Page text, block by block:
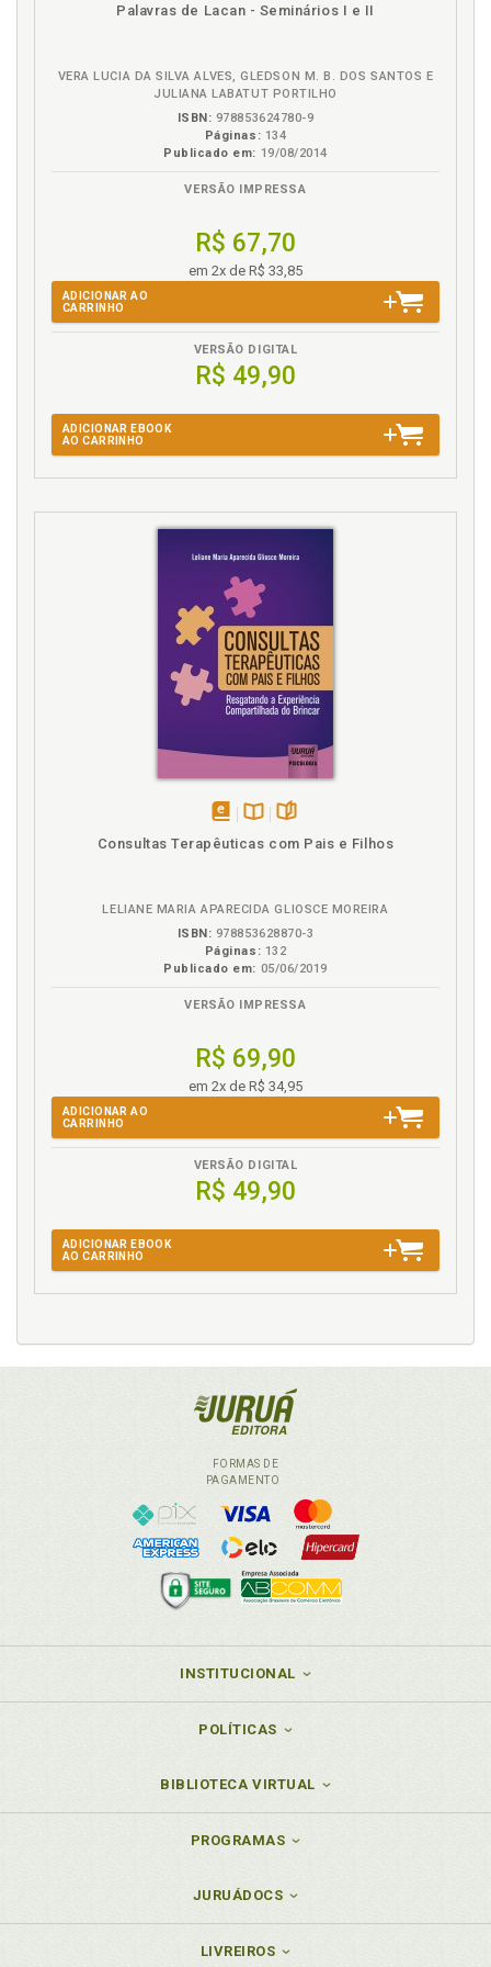
Sobre uma possível dimensão traumática vivenciada
Transmissão da vida psíquica e (im)possibilidade de
apropriação da herança, p. 41
Transmissão psíquica. Delineando a noção de
Transmissão psíquica.Negatividade no processo de
transmissão psíquica: aprofundamento, p. 46
Trauma. Sobre uma possível dimensão traumática
vivenciada pela outra geração, p. 77
Vida psíquica. Apelo ao ato na adolescência
contemporânea, p. 19
Vida psíquica. Contexto em que vivem hoje os
adolescentes ocidentais, p. 30
(im)possibilidade de apropriação da herança, p. 41
Palavras de Lacan - Seminários I e II
VERA LUCIA DA SILVA ALVES, GLEDSON M. B. DOS SANTOS E
JULIANA LABATUT PORTILHO
ISBN: 978853624780-9
Páginas: 134
Publicado em: 19/08/2014
VERSÃO IMPRESSA
R$ 67,70
em 2x de R$ 33,85
ADICIONAR AO
CARRINHO
VERSÃO DIGITAL
R$ 49,90
ADICIONAR EBOOK
AO CARRINHO
disponível
Consultas Terapêuticas com Pais e Filhos
LELIANE MARIA APARECIDA GLIOSCE MOREIRA
ISBN: 978853628870-3
Páginas: 132
Publicado em: 05/06/2019
VERSÃO IMPRESSA
R$ 69,90
em 2x de R$ 34,95
ADICIONAR AO
CARRINHO
VERSÃO DIGITAL
R$ 49,90
ADICIONAR EBOOK
AO CARRINHO
FORMAS DE
PAGAMENTO
INSTITUCIONAL
POLÍTICAS
BIBLIOTECA VIRTUAL
PROGRAMAS
JURUÁDOCS
LIVREIROS